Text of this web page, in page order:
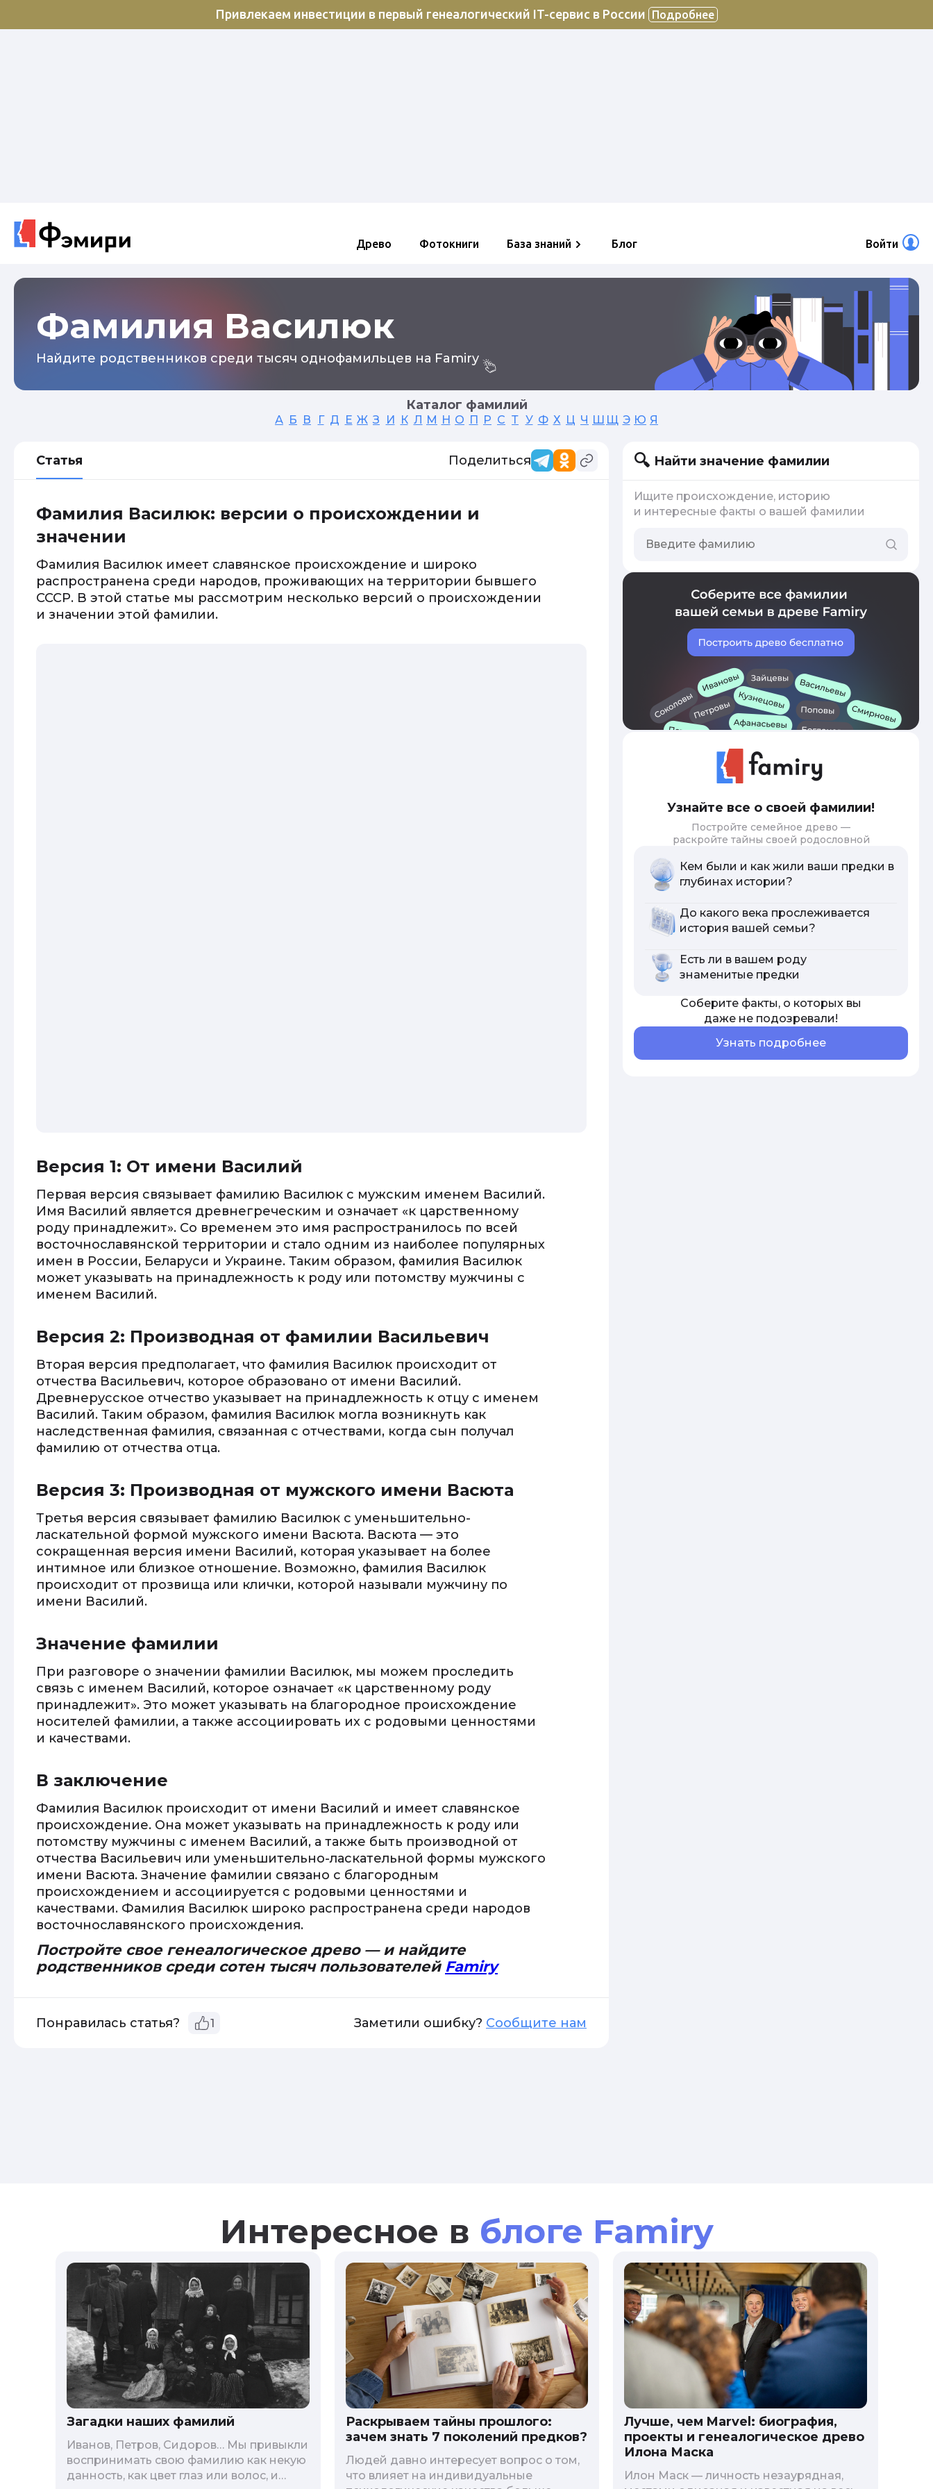
Привлекаем инвестиции в первый генеалогический IT-сервис в России Подробнее
Древо Фотокниги База знаний Блог Войти
Фамилия Василюк
Найдите родственников среди тысяч однофамильцев на Famiry
Каталог фамилий
А Б В Г Д Е Ж З И К Л М Н О П Р С Т У Ф Х Ц Ч Ш Щ Э Ю Я
Статья Поделиться
Фамилия Василюк: версии о происхождении и
значении
Фамилия Василюк имеет славянское происхождение и широко
распространена среди народов, проживающих на территории бывшего
СССР. В этой статье мы рассмотрим несколько версий о происхождении
и значении этой фамилии.
Версия 1: От имени Василий
Первая версия связывает фамилию Василюк с мужским именем Василий.
Имя Василий является древнегреческим и означает «к царственному
роду принадлежит». Со временем это имя распространилось по всей
восточнославянской территории и стало одним из наиболее популярных
имен в России, Беларуси и Украине. Таким образом, фамилия Василюк
может указывать на принадлежность к роду или потомству мужчины с
именем Василий.
Версия 2: Производная от фамилии Васильевич
Вторая версия предполагает, что фамилия Василюк происходит от
отчества Васильевич, которое образовано от имени Василий.
Древнерусское отчество указывает на принадлежность к отцу с именем
Василий. Таким образом, фамилия Василюк могла возникнуть как
наследственная фамилия, связанная с отчествами, когда сын получал
фамилию от отчества отца.
Версия 3: Производная от мужского имени Васюта
Третья версия связывает фамилию Василюк с уменьшительно-
ласкательной формой мужского имени Васюта. Васюта — это
сокращенная версия имени Василий, которая указывает на более
интимное или близкое отношение. Возможно, фамилия Василюк
происходит от прозвища или клички, которой называли мужчину по
имени Василий.
Значение фамилии
При разговоре о значении фамилии Василюк, мы можем проследить
связь с именем Василий, которое означает «к царственному роду
принадлежит». Это может указывать на благородное происхождение
носителей фамилии, а также ассоциировать их с родовыми ценностями
и качествами.
В заключение
Фамилия Василюк происходит от имени Василий и имеет славянское
происхождение. Она может указывать на принадлежность к роду или
потомству мужчины с именем Василий, а также быть производной от
отчества Васильевич или уменьшительно-ласкательной формы мужского
имени Васюта. Значение фамилии связано с благородным
происхождением и ассоциируется с родовыми ценностями и
качествами. Фамилия Василюк широко распространена среди народов
восточнославянского происхождения.
Постройте свое генеалогическое древо — и найдите
родственников среди сотен тысяч пользователей Famiry
Понравилась статья? 1 Заметили ошибку? Сообщите нам
Найти значение фамилии
Ищите происхождение, историю
и интересные факты о вашей фамилии
Узнайте все о своей фамилии!
Постройте семейное древо —
раскройте тайны своей родословной
Кем были и как жили ваши предки в
глубинах истории?
До какого века прослеживается
история вашей семьи?
Есть ли в вашем роду
знаменитые предки
Соберите факты, о которых вы
даже не подозревали!
Узнать подробнее
Интересное в блоге Famiry
Загадки наших фамилий
Иванов, Петров, Сидоров… Мы привыкли
воспринимать свою фамилию как некую
данность, как цвет глаз или волос, и
Раскрываем тайны прошлого:
зачем знать 7 поколений предков?
Людей давно интересует вопрос о том,
что влияет на индивидуальные
Лучше, чем Marvel: биография,
проекты и генеалогическое древо
Илона Маска
Илон Маск — личность незаурядная,